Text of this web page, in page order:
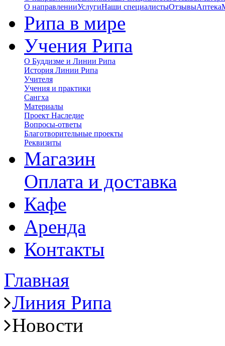
О направленииУслугиНаши специалистыОтзывыАптека
Рипа в мире
Учения Рипа
О Буддизме и Линии Рипа
История Линии Рипа
Учителя
Учения и практики
Сангха
Материалы
Проект Наследие
Вопросы-ответы
Благотворительные проекты
Реквизиты
Магазин
Оплата и доставка
Кафе
Аренда
Контакты
Главная
Линия Рипа
Новости